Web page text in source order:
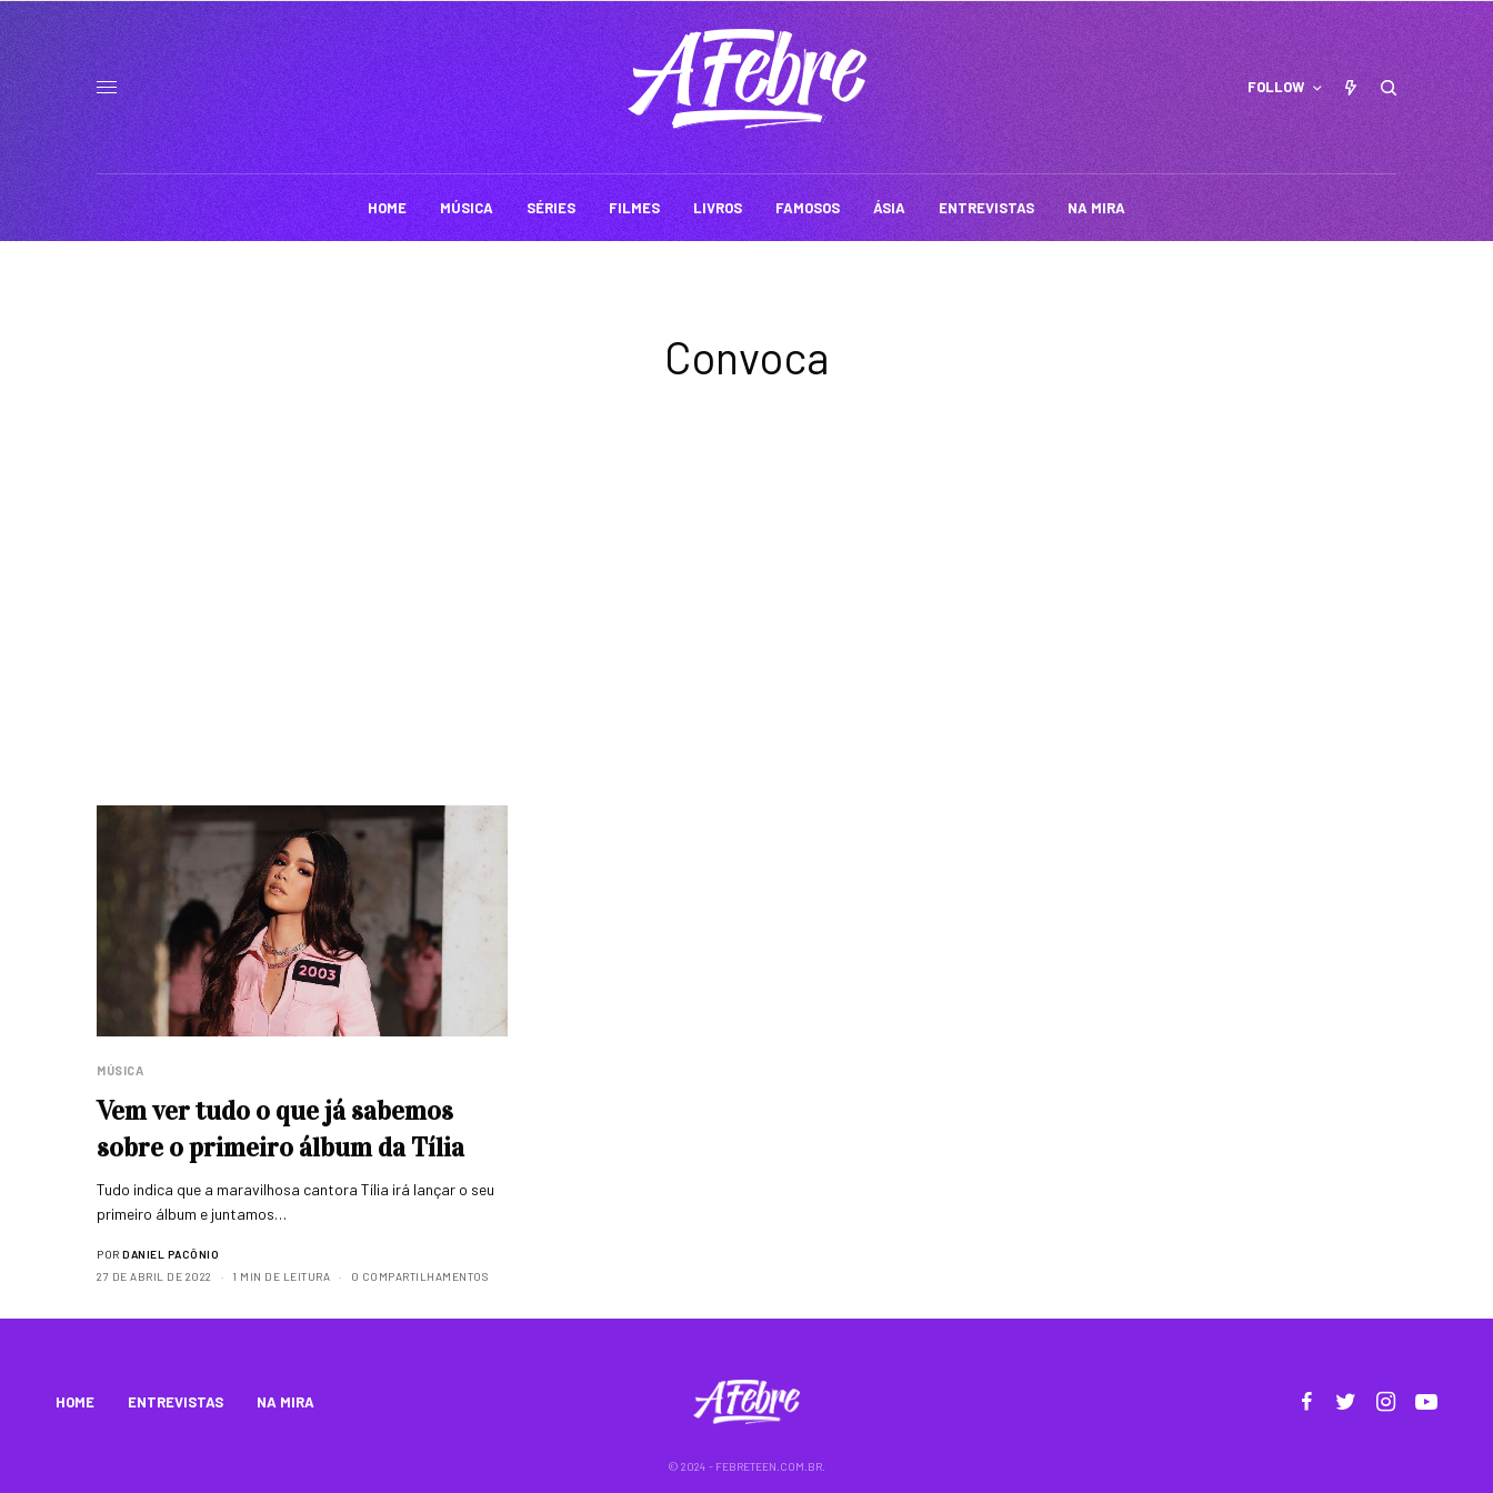
FOLLOW
HOME MÚSICA SÉRIES FILMES LIVROS FAMOSOS ÁSIA ENTREVISTAS NA MIRA
Convoca
MÚSICA
Vem ver tudo o que já sabemos
sobre o primeiro álbum da Tília
Tudo indica que a maravilhosa cantora Tília irá lançar o seu
primeiro álbum e juntamos…
POR DANIEL PACÔNIO
27 DE ABRIL DE 2022
1 MIN DE LEITURA 0 COMPARTILHAMENTOS
HOME ENTREVISTAS NA MIRA
© 2024 - FEBRETEEN.COM.BR.